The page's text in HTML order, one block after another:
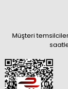
Müşteri